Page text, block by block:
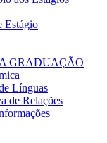
Estágio
GRADUAÇÃO
Línguas
de Relações